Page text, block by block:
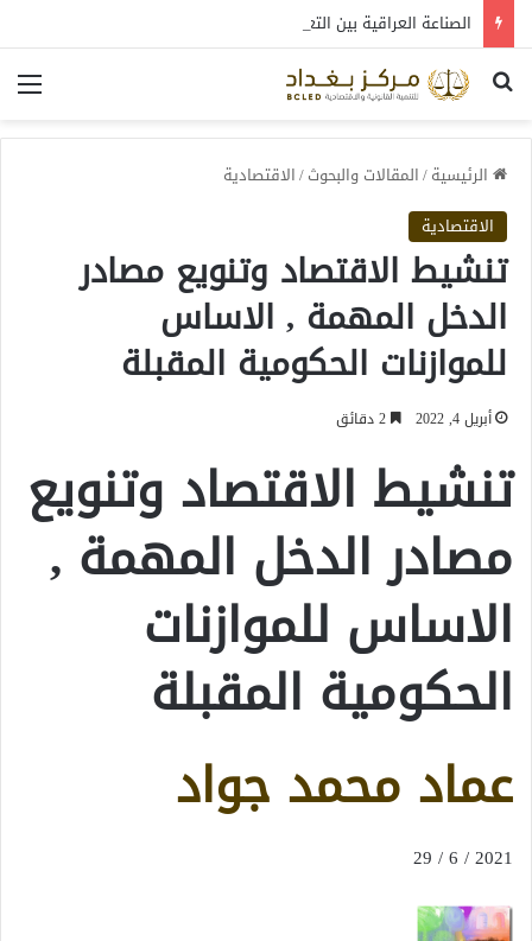
بحث عن
الرئيسية/المقالات والبحوث/الاقتصادية
الاقتصادية
تنشيط الاقتصاد وتنويع مصادر
الدخل المهمة , الاساس
للموازنات الحكومية المقبلة
أبريل 4, 2022
تنشيط الاقتصاد وتنويع
مصادر الدخل المهمة ,
الاساس للموازنات
الحكومية المقبلة
عماد محمد جواد
2021 / 6 / 29